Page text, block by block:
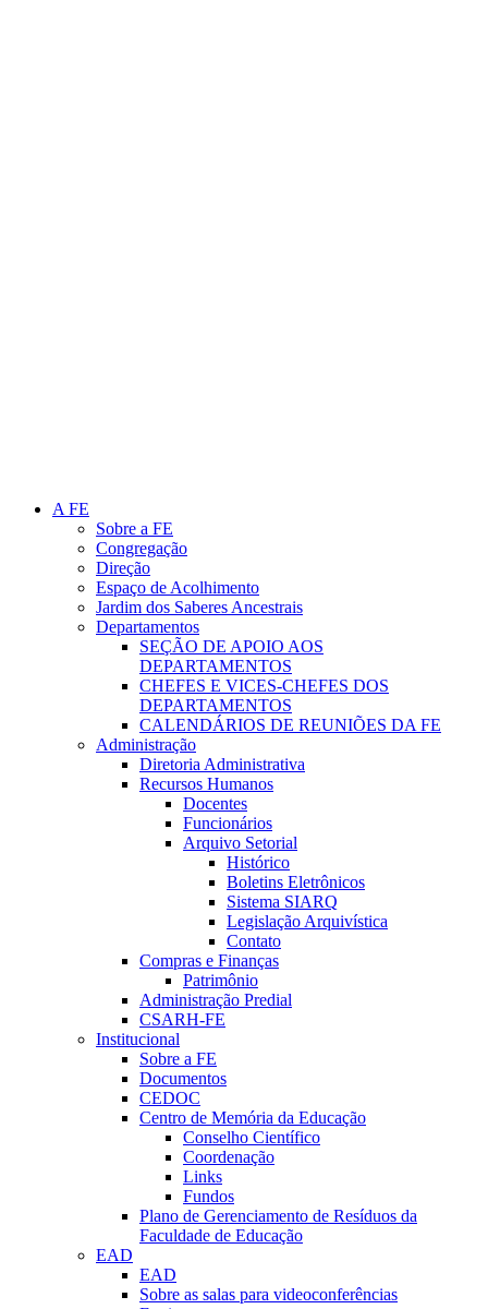
A FE
Sobre a FE
Congregação
Direção
Espaço de Acolhimento
Jardim dos Saberes Ancestrais
Departamentos
SEÇÃO DE APOIO AOS
DEPARTAMENTOS
CHEFES E VICES-CHEFES DOS
DEPARTAMENTOS
CALENDÁRIOS DE REUNIÕES DA FE
Administração
Diretoria Administrativa
Recursos Humanos
Docentes
Funcionários
Arquivo Setorial
Histórico
Boletins Eletrônicos
Sistema SIARQ
Legislação Arquivística
Contato
Compras e Finanças
Patrimônio
Administração Predial
CSARH-FE
Institucional
Sobre a FE
Documentos
CEDOC
Centro de Memória da Educação
Conselho Científico
Coordenação
Links
Fundos
Plano de Gerenciamento de Resíduos da
Faculdade de Educação
EAD
EAD
Sobre as salas para videoconferências